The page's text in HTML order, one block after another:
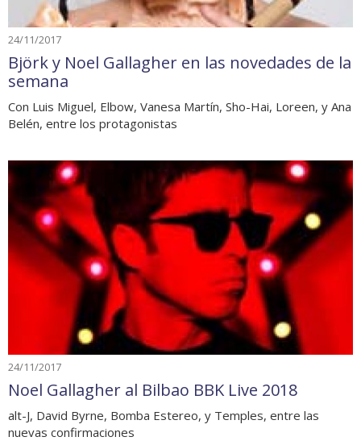
24/11/2017
Björk y Noel Gallagher en las novedades de la
semana
Con Luis Miguel, Elbow, Vanesa Martín, Sho-Hai, Loreen, y Ana
Belén, entre los protagonistas
24/11/2017
Noel Gallagher al Bilbao BBK Live 2018
alt-J, David Byrne, Bomba Estereo, y Temples, entre las
nuevas confirmaciones